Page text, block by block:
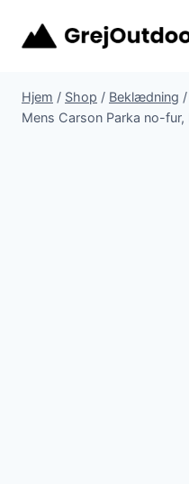
Hjem / Shop / Beklædning /
Mens Carson Parka no-fur,